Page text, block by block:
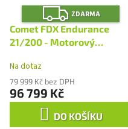
Z
D
A
R
M
ZDARMA
Comet FDX Endurance
21/200 - Motorový
čistič
Na dotaz
79 999 Kč bez DPH
96 799 Kč
DO KOŠÍKU